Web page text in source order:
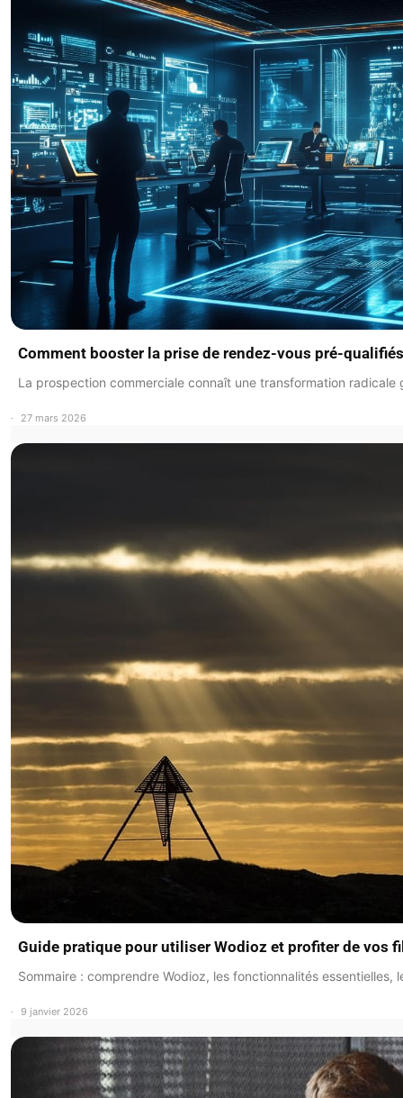
Comment booster la prise de rendez-vous pré-
La prospection commerciale connaît une transformation
27 mars 2026
Guide pratique pour utiliser Wodioz et profiter de vos
Sommaire : comprendre Wodioz, les fonctionnalités essentielles,
9 janvier 2026